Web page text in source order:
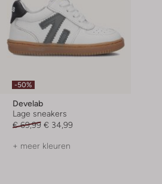
-50%
Develab
Lage sneakers
€ 69,99 € 34,99
+ meer kleuren